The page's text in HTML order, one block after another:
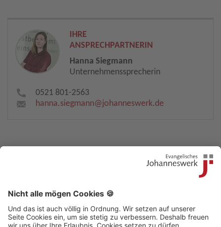
IHRE
ANSPRECHPARTNERIN
Hanna Siegmann
Unternehmenssprecherin
0521 801-2563
hanna.siegmann​@johanneswerk.de